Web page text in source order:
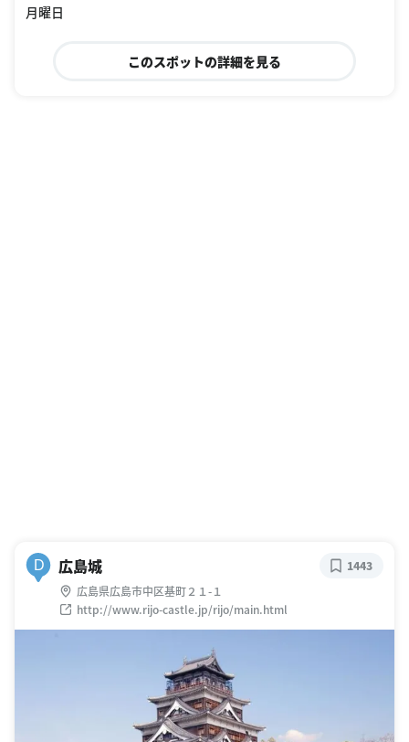
月曜日
このスポットの詳細を見る
D 広島城
広島県広島市中区基町２１-１
http://www.rijo-castle.jp/rijo/main.html
1443